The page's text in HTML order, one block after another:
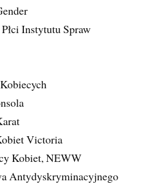
Instytutu Spraw
Victoria
Kobiet, NEWW
Antydyskryminacyjnego